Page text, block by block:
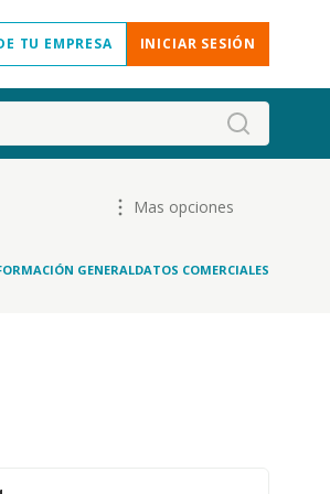
TU EMPRESA INICIAR SESIÓN
Mas opciones
GENERALDATOS COMERCIALES